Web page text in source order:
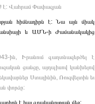
է: Վահրամ Փափազյան
հիմնադիրն է: Նա այն միակ
և ԱՄՆ-ի Ժամանակակից
Իրանում գաղտնազերծել է
ցանցը, այդպիսով կանխելով
Ստալինին, Ռուզվելտին եւ
փորձը:
է հայ գրականության մեջ: